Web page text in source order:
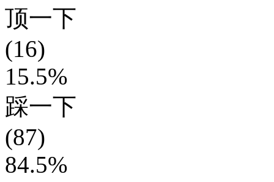
顶一下
(16)
15.5%
踩一下
(87)
84.5%